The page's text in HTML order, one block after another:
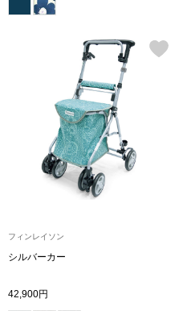
／チュニック
ダーウェア
フィンレイソン
シルバーカー
42,900円